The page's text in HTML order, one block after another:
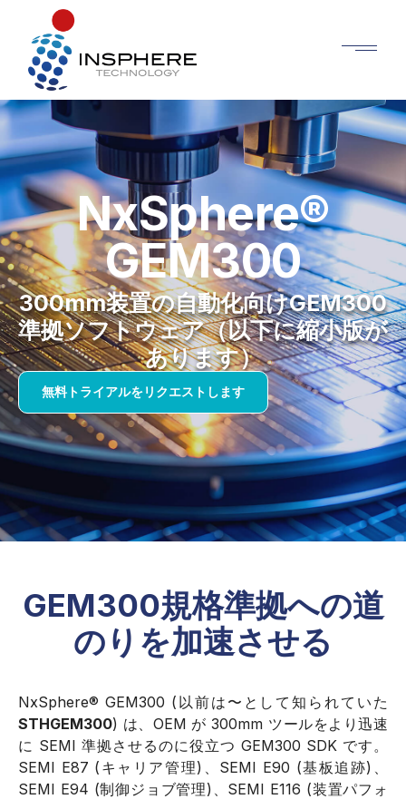
NxSphere®
GEM300
300mm装置の自動化向けGEM300
準拠ソフトウェア（以下に縮小版が
あります）
無料トライアルをリクエストします
GEM300規格準拠への道
のりを加速させる
NxSphere® GEM300 (以前は〜として知られていた
STHGEM300) は、OEM が 300mm ツールをより迅速
に SEMI 準拠させるのに役立つ GEM300 SDK です。
SEMI E87 (キャリア管理)、SEMI E90 (基板追跡)、
SEMI E94 (制御ジョブ管理)、SEMI E116 (装置パフォ